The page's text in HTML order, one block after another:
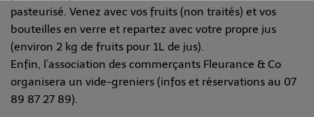
pasteurisé. Venez avec vos fruits (non traités) et vos
bouteilles en verre et repartez avec votre propre jus
(environ 2 kg de fruits pour 1L de jus).
Enfin, l’association des commerçants Fleurance & Co
organisera un vide-greniers (infos et réservations au 07
89 87 27 89).